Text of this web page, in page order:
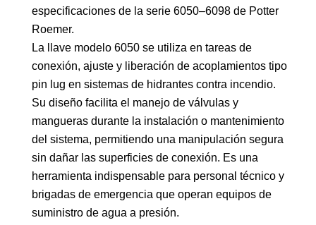
especificaciones de la serie 6050–6098 de Potter
Roemer.
La llave modelo 6050 se utiliza en tareas de
conexión, ajuste y liberación de acoplamientos tipo
pin lug en sistemas de hidrantes contra incendio.
Su diseño facilita el manejo de válvulas y
mangueras durante la instalación o mantenimiento
del sistema, permitiendo una manipulación segura
sin dañar las superficies de conexión. Es una
herramienta indispensable para personal técnico y
brigadas de emergencia que operan equipos de
suministro de agua a presión.